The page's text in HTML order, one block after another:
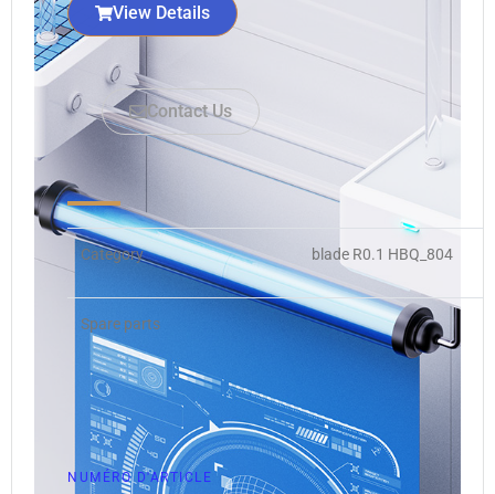
View Details
Contact Us
Category blade R0.1 HBQ_804
Spare parts
NUMÉRO D'ARTICLE